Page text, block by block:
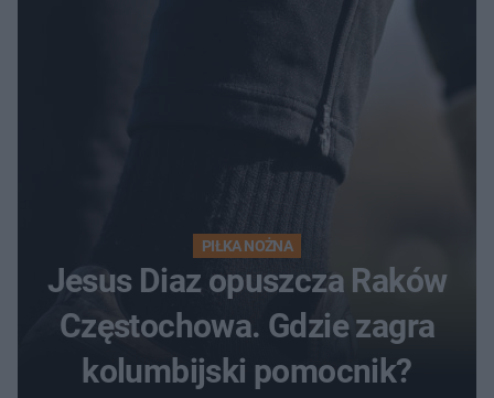
PIŁKA NOŻNA
Jesus Diaz opuszcza Raków
Częstochowa. Gdzie zagra
kolumbijski pomocnik?